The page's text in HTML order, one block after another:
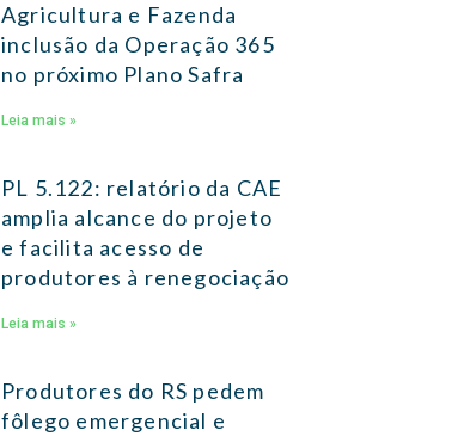
Agricultura e Fazenda
inclusão da Operação 365
no próximo Plano Safra
Leia mais »
PL 5.122: relatório da CAE
amplia alcance do projeto
e facilita acesso de
produtores à renegociação
Leia mais »
Produtores do RS pedem
fôlego emergencial e